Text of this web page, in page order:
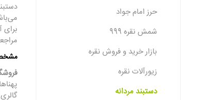
حرز امام جواد
شمش نقره 999
بازار خرید و فروش نقره
زیورآلات نقره
دستبند مردانه